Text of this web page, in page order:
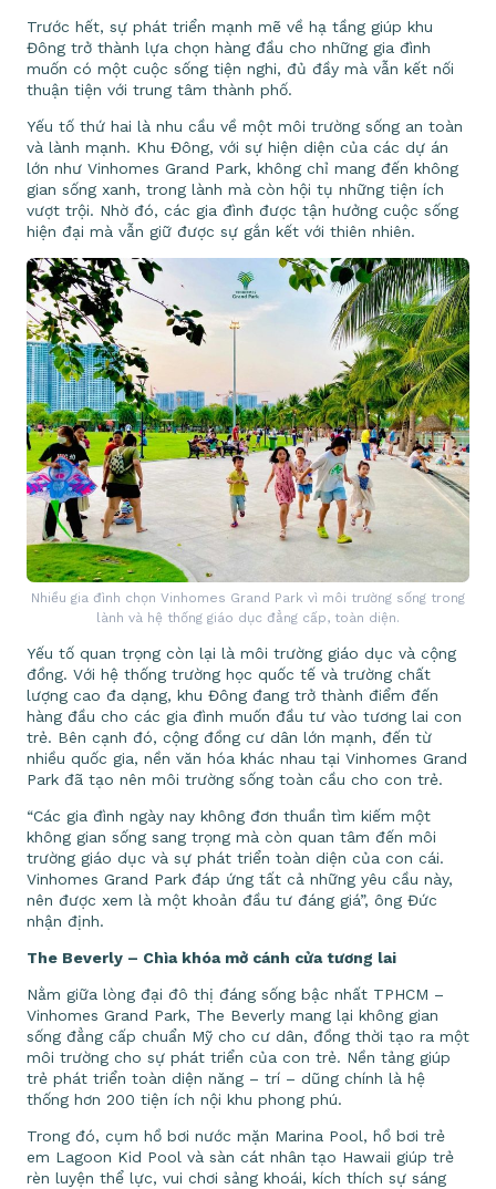
Trước hết, sự phát triển mạnh mẽ về hạ tầng giúp khu
Đông trở thành lựa chọn hàng đầu cho những gia đình
muốn có một cuộc sống tiện nghi, đủ đầy mà vẫn kết nối
thuận tiện với trung tâm thành phố.
Yếu tố thứ hai là nhu cầu về một môi trường sống an toàn
và lành mạnh. Khu Đông, với sự hiện diện của các dự án
lớn như Vinhomes Grand Park, không chỉ mang đến không
gian sống xanh, trong lành mà còn hội tụ những tiện ích
vượt trội. Nhờ đó, các gia đình được tận hưởng cuộc sống
hiện đại mà vẫn giữ được sự gắn kết với thiên nhiên.
Nhiều gia đình chọn Vinhomes Grand Park vì môi trường sống trong
lành và hệ thống giáo dục đẳng cấp, toàn diện.
Yếu tố quan trọng còn lại là môi trường giáo dục và cộng
đồng. Với hệ thống trường học quốc tế và trường chất
lượng cao đa dạng, khu Đông đang trở thành điểm đến
hàng đầu cho các gia đình muốn đầu tư vào tương lai con
trẻ. Bên cạnh đó, cộng đồng cư dân lớn mạnh, đến từ
nhiều quốc gia, nền văn hóa khác nhau tại Vinhomes Grand
Park đã tạo nên môi trường sống toàn cầu cho con trẻ.
“Các gia đình ngày nay không đơn thuần tìm kiếm một
không gian sống sang trọng mà còn quan tâm đến môi
trường giáo dục và sự phát triển toàn diện của con cái.
Vinhomes Grand Park đáp ứng tất cả những yêu cầu này,
nên được xem là một khoản đầu tư đáng giá”, ông Đức
nhận định.
The Beverly – Chìa khóa mở cánh cửa tương lai
Nằm giữa lòng đại đô thị đáng sống bậc nhất TPHCM –
Vinhomes Grand Park, The Beverly mang lại không gian
sống đẳng cấp chuẩn Mỹ cho cư dân, đồng thời tạo ra một
môi trường cho sự phát triển của con trẻ. Nền tảng giúp
trẻ phát triển toàn diện năng – trí – dũng chính là hệ
thống hơn 200 tiện ích nội khu phong phú.
Trong đó, cụm hồ bơi nước mặn Marina Pool, hồ bơi trẻ
em Lagoon Kid Pool và sàn cát nhân tạo Hawaii giúp trẻ
rèn luyện thể lực, vui chơi sảng khoái, kích thích sự sáng